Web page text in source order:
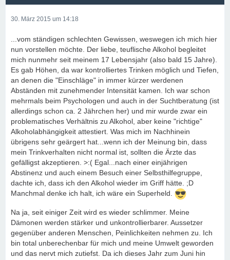
30. März 2015 um 14:18
...vom ständigen schlechten Gewissen, weswegen ich mich hier
nun vorstellen möchte. Der liebe, teuflische Alkohol begleitet
mich nunmehr seit meinem 17 Lebensjahr (also bald 15 Jahre).
Es gab Höhen, da war kontrolliertes Trinken möglich und Tiefen,
an denen die "Einschläge" in immer kürzer werdenen
Abständen mit zunehmender Intensität kamen. Ich war schon
mehrmals beim Psychologen und auch in der Suchtberatung (ist
allerdings schon ca. 2 Jährchen her) und mir wurde zwar ein
problematisches Verhältnis zu Alkohol, aber keine "richtige"
Alkoholabhängigkeit attestiert. Was mich im Nachhinein
übrigens sehr geärgert hat...wenn ich der Meinung bin, dass
mein Trinkverhalten nicht normal ist, sollten die Ärzte das
gefälligst akzeptieren. >:( Egal...nach einer einjährigen
Abstinenz und auch einem Besuch einer Selbsthilfegruppe,
dachte ich, dass ich den Alkohol wieder im Griff hätte. ;D
Manchmal denke ich halt, ich wäre ein Superheld.
Na ja, seit einiger Zeit wird es wieder schlimmer. Meine
Dämonen werden stärker und unkontrollierbarer. Aussetzer
gegenüber anderen Menschen, Peinlichkeiten nehmen zu. Ich
bin total unberechenbar für mich und meine Umwelt geworden
und das nervt mich zutiefst. Da ich dieses Jahr zum Juni hin